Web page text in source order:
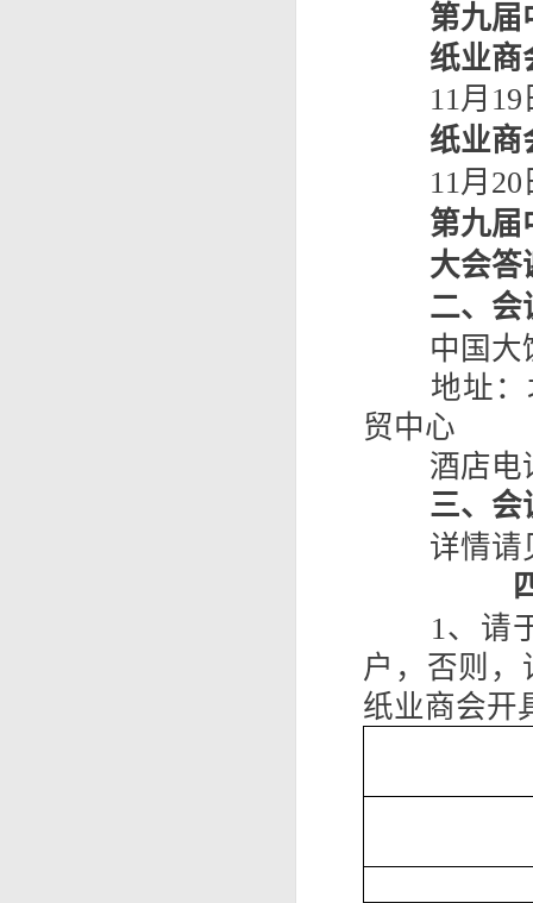
第九届
纸业商
11月
纸业商
11月
第九届
大会答
二、会
中国大
地址
贸中心
酒店电
三、会
详情请
1、请
户，否则
纸业商会开